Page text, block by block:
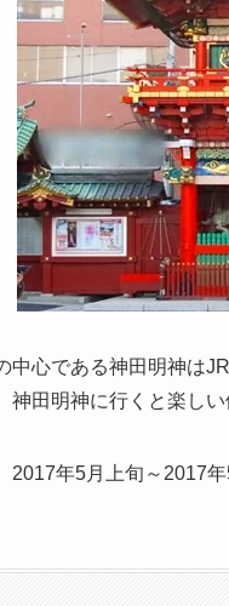
中心である神田明神は
神田明神に行くと楽しい
2017年5月上旬～2017年